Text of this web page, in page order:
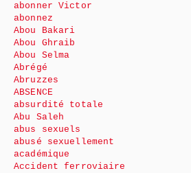
abonner Victor
abonnez
Abou Bakari
Abou Ghraib
Abou Selma
Abrégé
Abruzzes
ABSENCE
absurdité totale
Abu Saleh
abus sexuels
abusé sexuellement
académique
Accident ferroviaire